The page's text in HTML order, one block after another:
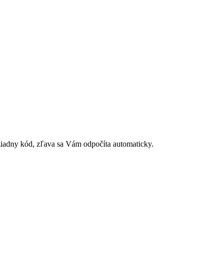
kód, zľava sa Vám odpočíta automaticky.